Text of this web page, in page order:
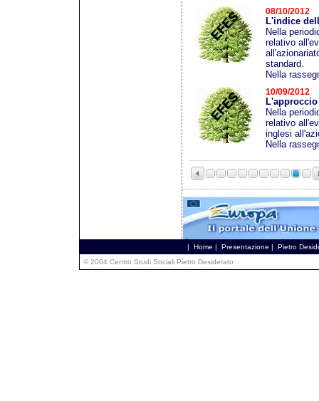
08/10/2012
L'indice
Nella
relativo
standard.
Nella
10/09/2012
Nella
relativo
inglesi
Nella
| Home | Presentazione |
Pietro
© 2004 Centro Studi Sociali Pietro Desiderato